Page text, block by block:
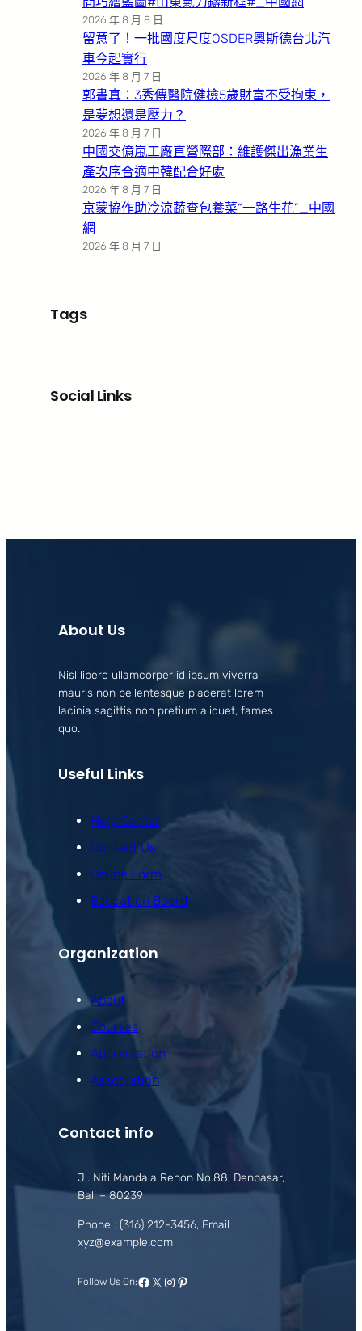
2026 年 8 月 8 日
留意了！一批國度尺度OSDER奧斯德台北汽
車今起實行
2026 年 8 月 7 日
郭書真：3秀傳醫院健檢5歲財富不受拘束，
是夢想還是壓力？
2026 年 8 月 7 日
中國交億嵐工廠直營際部：維護傑出漁業生
產次序合適中韓配合好處
2026 年 8 月 7 日
京蒙協作助冷涼蔬查包養菜“一路生花”_中國
網
2026 年 8 月 7 日
Tags
Social Links
About Us
Nisl libero ullamcorper id ipsum viverra
mauris non pellentesque placerat lorem
lacinia sagittis non pretium aliquet, fames
quo.
Useful Links
Help Center
Contact Us
Online Form
Education Board
Organization
About
Courses
Appreciation
Association
Contact info
Jl. Niti Mandala Renon No.88, Denpasar,
Bali – 80239
Phone : (316) 212-3456, Email :
xyz@example.com
Follow Us On:Facebook
X Instagram
Pinterest